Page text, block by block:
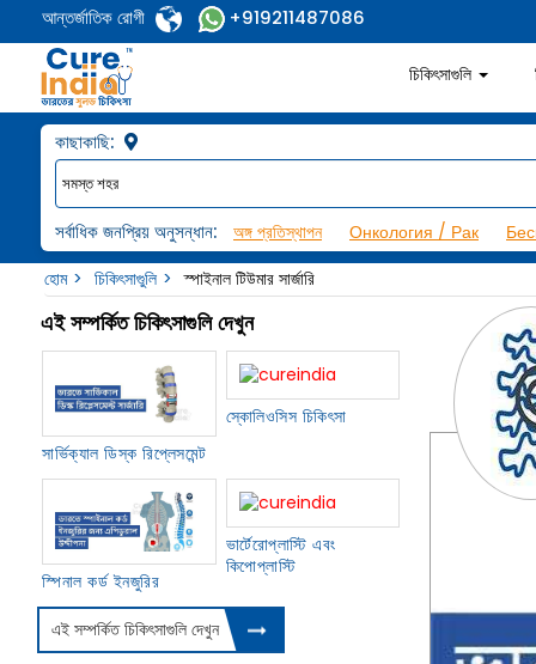
আন্তর্জাতিক রোগী +919211487086
চিকিৎসাগুলি
কাছাকাছি:
সর্বাধিক জনপ্রিয় অনুসন্ধান: অঙ্গ প্রতিস্থাপন Онкология / Рак
হোম
চিকিৎসাগুুলি স্পাইনাল টিউমার সার্জারি
এই সম্পর্কিত চিকিৎসাগুলি দেখুন
সার্ভিক্যাল ডিস্ক রিপ্লেসমেন্ট
স্কোলিওসিস চিকিৎসা
স্পিনাল কর্ড ইনজুরির
ভার্টেরোপ্লাস্টি এবং
কিপোপ্লাস্টি
এই সম্পর্কিত চিকিৎসাগুলি দেখুন